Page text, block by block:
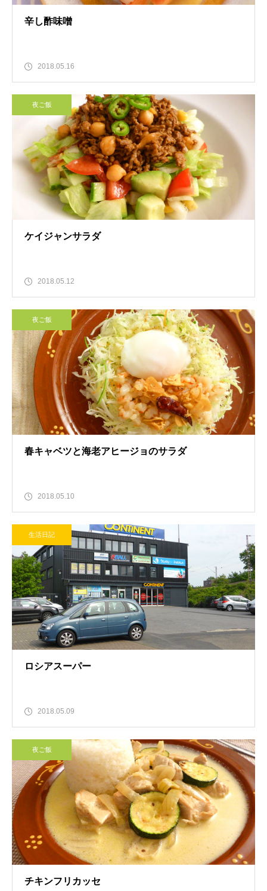
辛し酢味噌
2018.05.16
夜ご飯
ケイジャンサラダ
2018.05.12
夜ご飯
春キャベツと海老アヒージョのサラダ
2018.05.10
生活日記
ロシアスーパー
2018.05.09
夜ご飯
チキンフリカッセ